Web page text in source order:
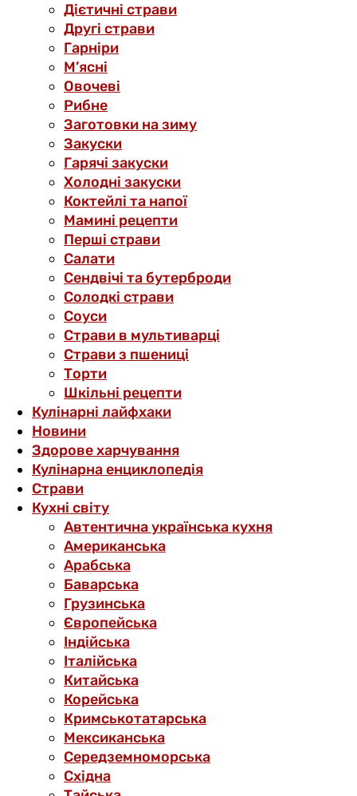
Дієтичні страви
Другі страви
Гарніри
М’ясні
Овочеві
Рибне
Заготовки на зиму
Закуски
Гарячі закуски
Холодні закуски
Коктейлі та напої
Мамині рецепти
Перші страви
Салати
Сендвічі та бутерброди
Солодкі страви
Соуси
Страви в мультиварці
Страви з пшениці
Торти
Шкільні рецепти
Кулінарні лайфхаки
Новини
Здорове харчування
Кулінарна енциклопедія
Страви
Кухні світу
Автентична українська кухня
Американська
Арабська
Баварська
Грузинська
Європейська
Індійська
Італійська
Китайська
Корейська
Кримськотатарська
Мексиканська
Середземноморська
Східна